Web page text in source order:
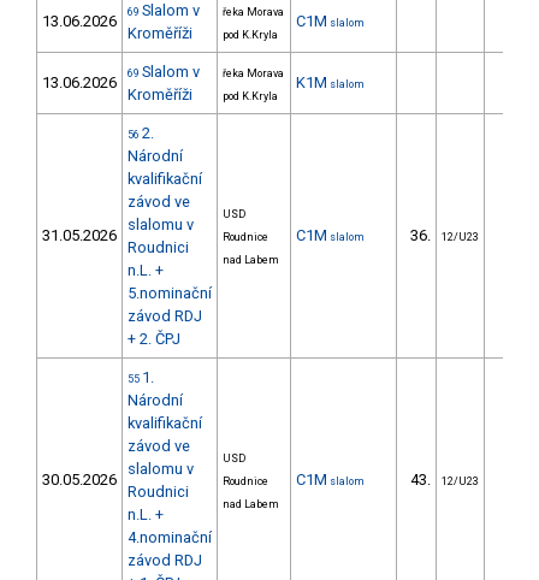
13.06.2026 69 Slalom v
Kroměříži
řeka Morava
pod K.Kryla
C1M slalom
13.06.2026 69 Slalom v
Kroměříži
řeka Morava
pod K.Kryla
K1M slalom
31.05.2026
56 2.
Národní
kvalifikační
závod ve
slalomu v
Roudnici
n.L. +
5.nominační
závod RDJ
+ 2. ČPJ
USD
Roudnice
nad Labem
C1M slalom 36. 12/U23
30.05.2026
55 1.
Národní
kvalifikační
závod ve
slalomu v
Roudnici
n.L. +
4.nominační
závod RDJ
USD
Roudnice
nad Labem
C1M slalom 43. 12/U23